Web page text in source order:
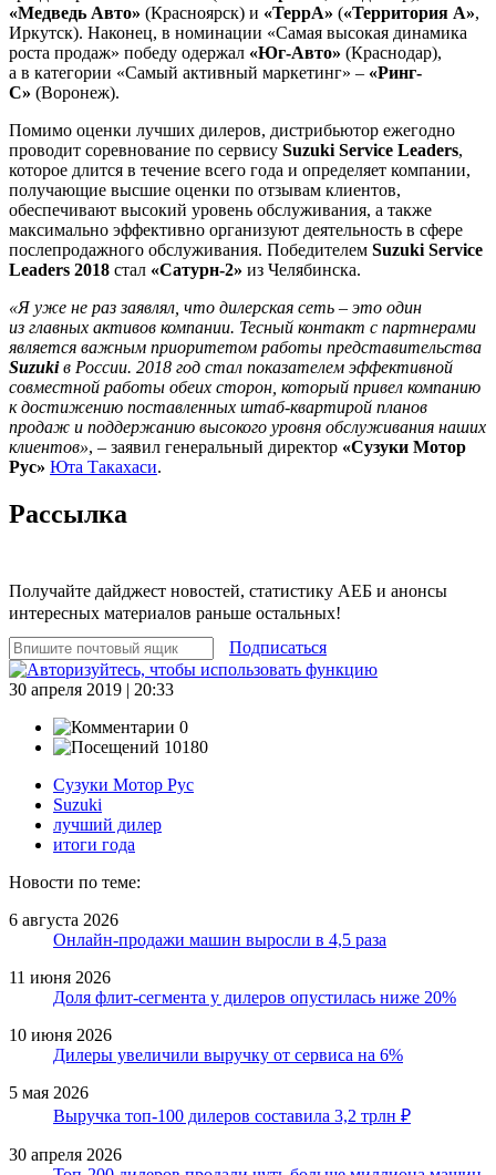
«Медведь Авто» (Красноярск) и «ТеррА» («Территория А»,
Иркутск). Наконец, в номинации «Самая высокая динамика
роста продаж» победу одержал «Юг-Авто» (Краснодар),
а в категории «Самый активный маркетинг» – «Ринг-
С» (Воронеж).
Помимо оценки лучших дилеров, дистрибьютор ежегодно
проводит соревнование по сервису Suzuki Service Leaders,
которое длится в течение всего года и определяет компании,
получающие высшие оценки по отзывам клиентов,
обеспечивают высокий уровень обслуживания, а также
максимально эффективно организуют деятельность в сфере
послепродажного обслуживания. Победителем Suzuki Service
Leaders 2018 стал «Сатурн-2» из Челябинска.
«Я уже не раз заявлял, что дилерская сеть – это один
из главных активов компании. Тесный контакт с партнерами
является важным приоритетом работы представительства
Suzukiв России. 2018 год стал показателем эффективной
совместной работы обеих сторон, который привел компанию
к достижению поставленных штаб-квартирой планов
продаж и поддержанию высокого уровня обслуживания наших
клиентов», – заявил генеральный директор «Сузуки Мотор
Рус» Юта Такахаси.
Рассылка
Получайте дайджест новостей, статистику АЕБ и анонсы
интересных материалов раньше остальных!
Подписаться
30 апреля 2019 | 20:33
0
10180
Сузуки Мотор Рус
Suzuki
лучший дилер
итоги года
Новости по теме:
6 августа 2026
Онлайн-продажи машин выросли в 4,5 раза
11 июня 2026
Доля флит-сегмента у дилеров опустилась ниже 20%
10 июня 2026
Дилеры увеличили выручку от сервиса на 6%
5 мая 2026
Выручка топ-100 дилеров составила 3,2 трлн ₽
30 апреля 2026